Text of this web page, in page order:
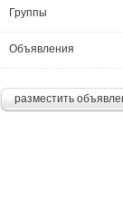
Группы
Объявления
разместить